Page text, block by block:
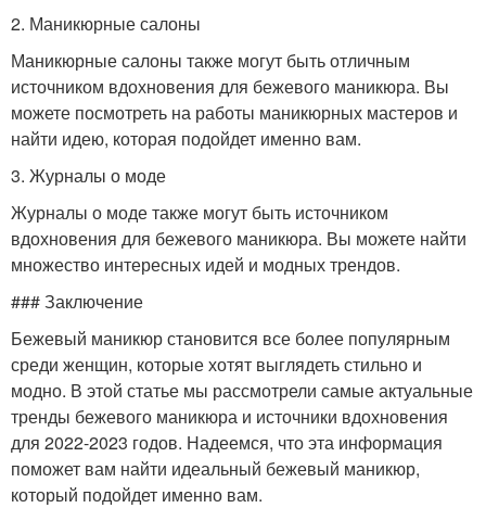
2. Маникюрные салоны
Маникюрные салоны также могут быть отличным
источником вдохновения для бежевого маникюра. Вы
можете посмотреть на работы маникюрных мастеров и
найти идею, которая подойдет именно вам.
3. Журналы о моде
Журналы о моде также могут быть источником
вдохновения для бежевого маникюра. Вы можете найти
множество интересных идей и модных трендов.
### Заключение
Бежевый маникюр становится все более популярным
среди женщин, которые хотят выглядеть стильно и
модно. В этой статье мы рассмотрели самые актуальные
тренды бежевого маникюра и источники вдохновения
для 2022-2023 годов. Надеемся, что эта информация
поможет вам найти идеальный бежевый маникюр,
который подойдет именно вам.